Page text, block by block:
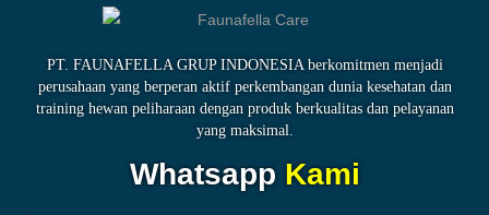
PT. FAUNAFELLA GRUP INDONESIA berkomitmen menjadi
perusahaan yang berperan aktif perkembangan dunia kesehatan dan
training hewan peliharaan dengan produk berkualitas dan pelayanan
yang maksimal.
WhatsappKami